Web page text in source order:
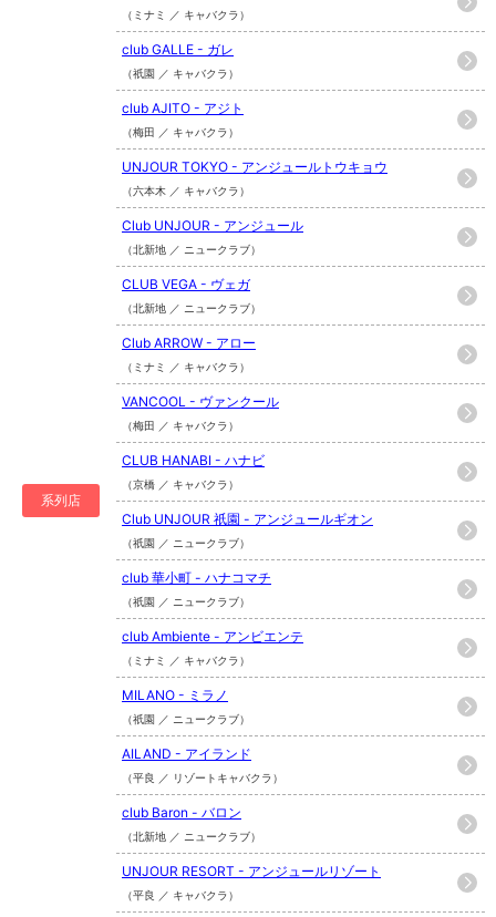
系列店
（ミナミ ／ キャバクラ）
club GALLE - ガレ
（祇園 ／ キャバクラ）
club AJITO - アジト
（梅田 ／ キャバクラ）
UNJOUR TOKYO - アンジュールトウキョウ
（六本木 ／ キャバクラ）
Club UNJOUR - アンジュール
（北新地 ／ ニュークラブ）
CLUB VEGA - ヴェガ
（北新地 ／ ニュークラブ）
Club ARROW - アロー
（ミナミ ／ キャバクラ）
VANCOOL - ヴァンクール
（梅田 ／ キャバクラ）
CLUB HANABI - ハナビ
（京橋 ／ キャバクラ）
Club UNJOUR 祇園 - アンジュールギオン
（祇園 ／ ニュークラブ）
club 華小町 - ハナコマチ
（祇園 ／ ニュークラブ）
club Ambiente - アンビエンテ
（ミナミ ／ キャバクラ）
MILANO - ミラノ
（祇園 ／ ニュークラブ）
AILAND - アイランド
（平良 ／ リゾートキャバクラ）
club Baron - バロン
（北新地 ／ ニュークラブ）
UNJOUR RESORT - アンジュールリゾート
（平良 ／ キャバクラ）